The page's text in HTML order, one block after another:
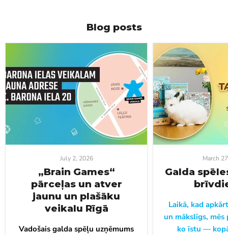
Blog posts
July 2, 2026
„Brain Games“
pārceļas un atver
jaunu un plašāku
veikalu Rīgā
Vadošais galda spēļu uzņēmums
March
Galda
Laikā, kad
un mākslīgs, mēs
ko īstu —